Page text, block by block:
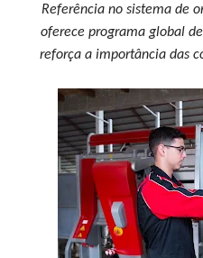
Referência no sistema de
oferece programa global
reforça a importância das